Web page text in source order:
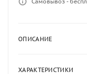
ОПИСАНИЕ
ХАРАКТЕРИСТИКИ